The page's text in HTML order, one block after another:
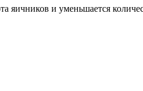
яичников и уменьшается